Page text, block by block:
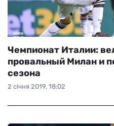
2 січня 2019, 18:02
Чемпионат Италии:
провальный Милан и
сезона